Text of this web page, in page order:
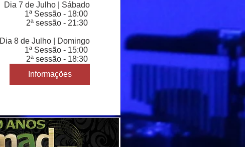
Dia 7 de Julho | Sábado
1ª Sessão - 18:00
2ª sessão - 21:30
Dia 8 de Julho | Domingo
1ª Sessão - 15:00
2ª sessão - 18:30
Informações